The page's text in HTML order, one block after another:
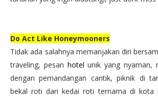
Do Act Like Honeymooners
Tidak ada salahnya memanjakan diri
traveling, pesan hotel unik yang nyaman,
dengan pemandangan cantik, piknik di
bekal roti dari kedai roti ternama di kota